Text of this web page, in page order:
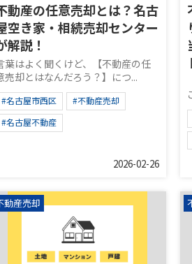
動産の任意売却とは？名古
空き家・相続売却センター
解説！
葉はよく聞くけど、【不動産の任
売却とはなんだろう？】につ...
#名古屋市西区
#不動産売却
#名古屋不動産
2026-02-26
動産売却